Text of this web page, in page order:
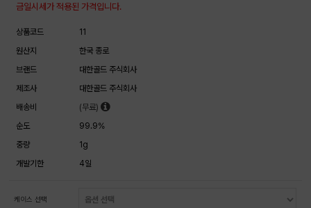
금일시세가 적용된 가격입니다.
상품코드
11
원산지
한국 종로
브랜드
대한골드 주식회사
제조사
대한골드 주식회사
배송비
(무료)
순도
99.9%
중량
1g
개발기한
4일
케이스 선택